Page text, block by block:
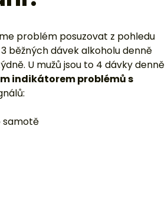
problém posuzovat z pohledu
běžných dávek alkoholu denně
U mužů jsou to 4 dávky denně
indikátorem problémů s
samotě